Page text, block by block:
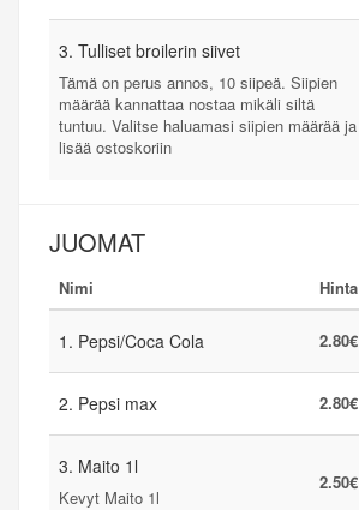
3. Tulliset broilerin siivet
Tämä on perus annos, 10 siipeä. Siipien
määrää kannattaa nostaa mikäli siltä
tuntuu. Valitse haluamasi siipien määrää ja
lisää ostoskoriin
JUOMAT
Nimi Hinta
1. Pepsi/Coca Cola 2.80€
2. Pepsi max 2.80€
3. Maito 1l
Kevyt Maito 1l
2.50€